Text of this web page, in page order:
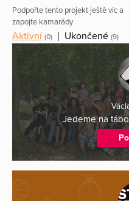
Podpořte tento projekt ještě víc a
zapojte kamarády
Aktivní (0) | Ukončené (9)
Jedeme na